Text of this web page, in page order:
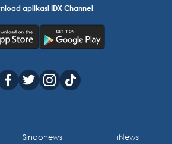
aplikasi IDX Channel
Sindonews
iNews